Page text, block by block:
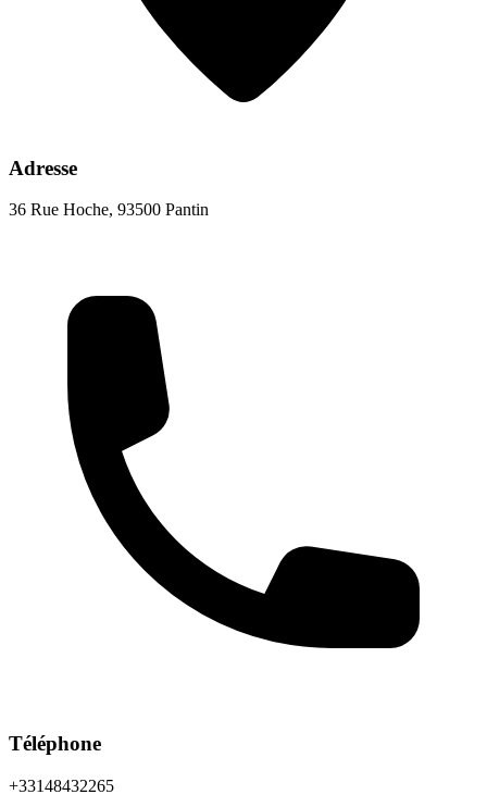
Adresse
36 Rue Hoche, 93500 Pantin
Téléphone
+33148432265